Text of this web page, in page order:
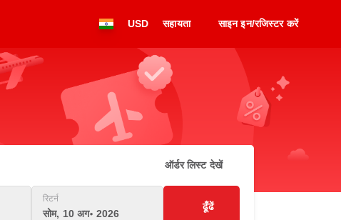
USD सहायता साइन इन/रजिस्टर करें
ऑर्डर लिस्ट देखें
रिटर्न
सोम, 10 अग॰ 2026
ढूँढें